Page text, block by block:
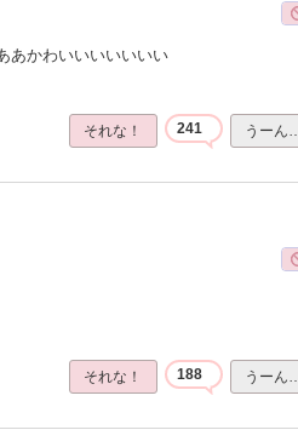
あかわいいいいいいい
それな！ 241 うーん
それな！ 188 うーん